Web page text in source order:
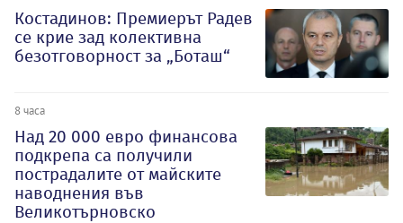
Костадинов: Премиерът Радев
се крие зад колективна
безотговорност за „Боташ“
8 часа
Над 20 000 евро финансова
подкрепа са получили
пострадалите от майските
наводнения във
Великотърновско